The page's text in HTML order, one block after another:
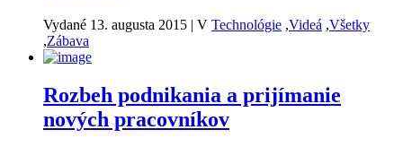
Vydané 13. augusta 2015 | V Technológie ,Videá ,Všetky
,Zábava
Rozbeh podnikania a prijímanie
nových pracovníkov